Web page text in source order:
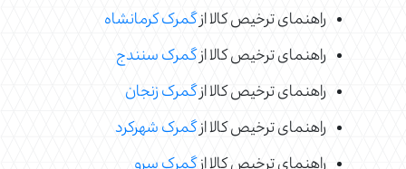
راهنمای ترخیص کالا ازگمرک کرمانشاه
راهنمای ترخیص کالا ازگمرک سنندج
راهنمای ترخیص کالا ازگمرک زنجان
راهنمای ترخیص کالا ازگمرک شهرکرد